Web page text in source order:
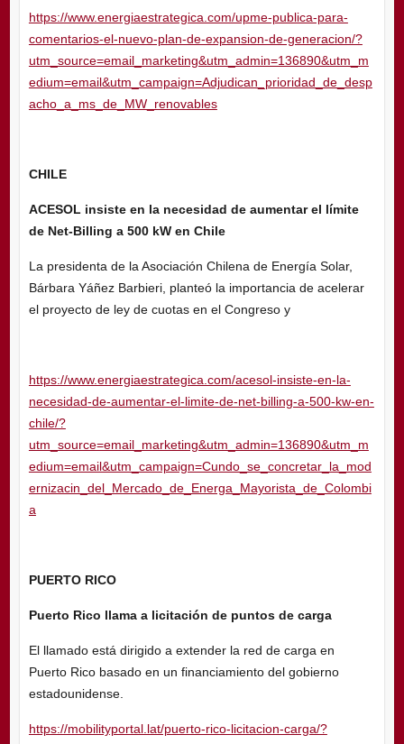
https://www.energiaestrategica.com/upme-publica-para-
comentarios-el-nuevo-plan-de-expansion-de-generacion/?
utm_source=email_marketing&utm_admin=136890&utm_m
edium=email&utm_campaign=Adjudican_prioridad_de_desp
acho_a_ms_de_MW_renovables
CHILE
ACESOL insiste en la necesidad de aumentar el límite
de Net-Billing a 500 kW en Chile
La presidenta de la Asociación Chilena de Energía Solar,
Bárbara Yáñez Barbieri, planteó la importancia de acelerar
el proyecto de ley de cuotas en el Congreso y
https://www.energiaestrategica.com/acesol-insiste-en-la-
necesidad-de-aumentar-el-limite-de-net-billing-a-500-kw-en-
chile/?
utm_source=email_marketing&utm_admin=136890&utm_m
edium=email&utm_campaign=Cundo_se_concretar_la_mod
ernizacin_del_Mercado_de_Energa_Mayorista_de_Colombi
a
PUERTO RICO
Puerto Rico llama a licitación de puntos de carga
El llamado está dirigido a extender la red de carga en
Puerto Rico basado en un financiamiento del gobierno
estadounidense.
https://mobilityportal.lat/puerto-rico-licitacion-carga/?